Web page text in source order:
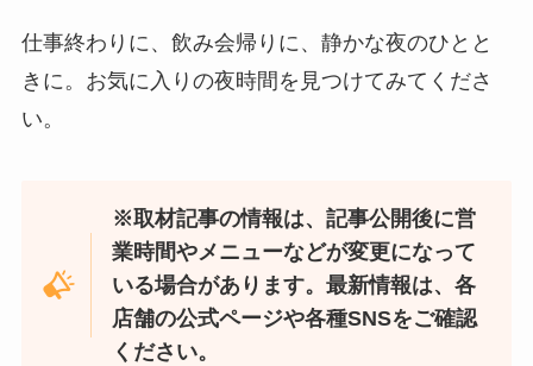
仕事終わりに、飲み会帰りに、静かな夜のひとと
きに。お気に入りの夜時間を見つけてみてくださ
い。
※取材記事の情報は、記事公開後に営
業時間やメニューなどが変更になって
いる場合があります。最新情報は、各
店舗の公式ページや各種SNSをご確認
ください。